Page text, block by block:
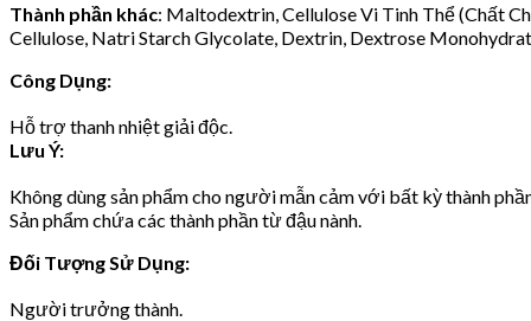
Thành phần khác: Maltodextrin, Cellulose Vi Tinh Thể (Chất
Cellulose, Natri Starch Glycolate, Dextrin, Dextrose
Công Dụng:
Hỗ trợ thanh nhiệt giải độc.
Lưu Ý:
Không dùng sản phẩm cho người mẫn cảm với bất kỳ thành
Sản phẩm chứa các thành phần từ đậu nành.
Đối Tượng Sử Dụng:
Người trưởng thành.